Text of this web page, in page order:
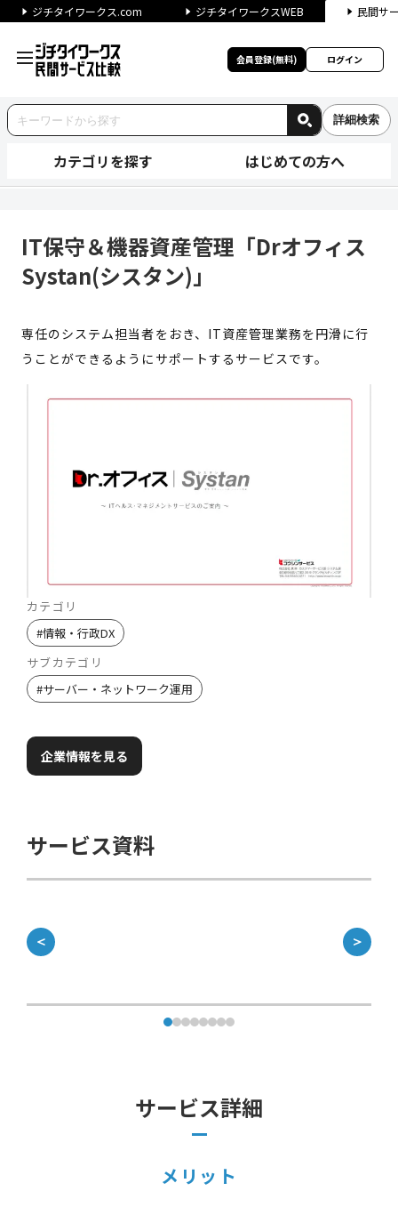
ジチタイワークス.com ジチタイワークスWEB 民間サ
会員登録(無料) ログイン
詳細検索
カテゴリを探す はじめての方へ
IT保守＆機器資産管理「Drオフィス
Systan(シスタン)」
専任のシステム担当者をおき、IT資産管理業務を円滑に行
うことができるようにサポートするサービスです。
カテゴリ
#情報・行政DX
サブカテゴリ
#サーバー・ネットワーク運用
企業情報を見る
サービス資料
＜ ＞
サービス詳細
メリット